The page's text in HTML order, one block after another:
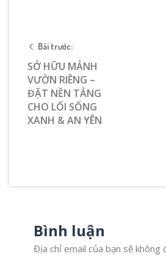
Bài trước:
SỞ HỮU MẢNH
VƯỜN RIÊNG –
ĐẶT NỀN TẢNG
CHO LỐI SỐNG
XANH & AN YÊN
Bình luận
Địa chỉ email của bạn sẽ không